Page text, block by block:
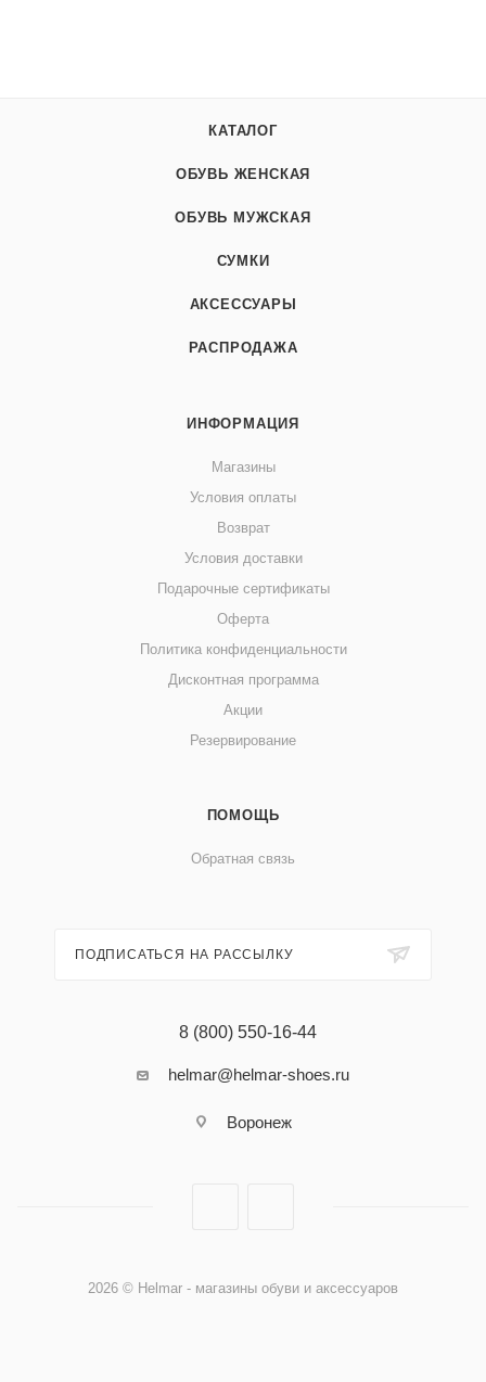
КАТАЛОГ
ОБУВЬ ЖЕНСКАЯ
ОБУВЬ МУЖСКАЯ
СУМКИ
АКСЕССУАРЫ
РАСПРОДАЖА
ИНФОРМАЦИЯ
Магазины
Условия оплаты
Возврат
Условия доставки
Подарочные сертификаты
Оферта
Политика конфиденциальности
Дисконтная программа
Акции
Резервирование
ПОМОЩЬ
Обратная связь
ПОДПИСАТЬСЯ НА РАССЫЛКУ
8 (800) 550-16-44
helmar@helmar-shoes.ru
Воронеж
2026 © Helmar - магазины обуви и аксессуаров